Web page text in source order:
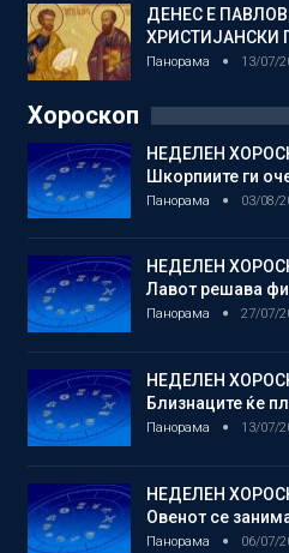
ДЕНЕС Е
ХРИСТИЈАНСКИ
Панорама 13/07/
Хороскоп
НЕДЕЛЕН
Шкорпиите ги
Панорама 03/08/
НЕДЕЛЕН
Лавот решава
Панорама 27/07/
НЕДЕЛЕН
Близнаците ќе
Панорама 13/07/
НЕДЕЛЕН
Овенот се
Панорама 06/07/